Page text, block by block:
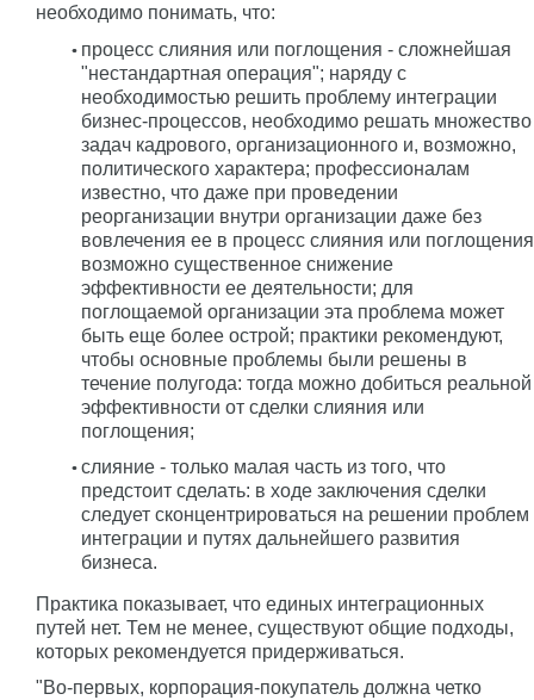
необходимо понимать, что:
процесс слияния или поглощения - сложнейшая
"нестандартная операция"; наряду с
необходимостью решить проблему интеграции
бизнес-процессов, необходимо решать множество
задач кадрового, организационного и, возможно,
политического характера; профессионалам
известно, что даже при проведении
реорганизации внутри организации даже без
вовлечения ее в процесс слияния или поглощения
возможно существенное снижение
эффективности ее деятельности; для
поглощаемой организации эта проблема может
быть еще более острой; практики рекомендуют,
чтобы основные проблемы были решены в
течение полугода: тогда можно добиться реальной
эффективности от сделки слияния или
поглощения;
слияние - только малая часть из того, что
предстоит сделать: в ходе заключения сделки
следует сконцентрироваться на решении проблем
интеграции и путях дальнейшего развития
бизнеса.
Практика показывает, что единых интеграционных
путей нет. Тем не менее, существуют общие подходы,
которых рекомендуется придерживаться.
"Во-первых, корпорация-покупатель должна четко